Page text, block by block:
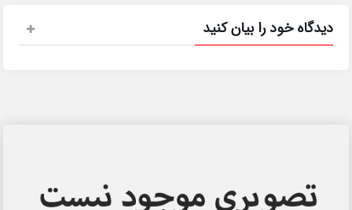
دیدگاه خود را بیان کنید